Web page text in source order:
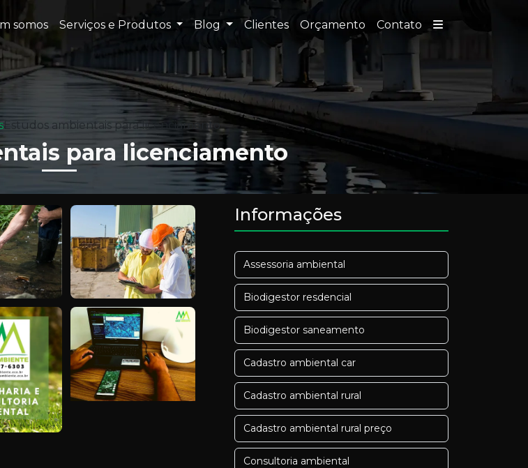
somos Serviços e Produtos Blog Clientes Orçamento Contato
Estudos ambientais para licenciamento
para licenciamento
Informações
Assessoria ambiental
Biodigestor resdencial
Biodigestor saneamento
Cadastro ambiental car
Cadastro ambiental rural
Cadastro ambiental rural preço
Consultoria ambiental